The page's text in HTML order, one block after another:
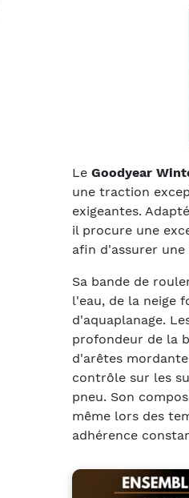
Le Goodyear
une traction
exigeantes.
il procure une
afin d'assurer
Sa bande de
l'eau, de la neige
d'aquaplanage.
profondeur de la
d'arêtes
contrôle sur les
pneu. Son
même lors des
adhérence